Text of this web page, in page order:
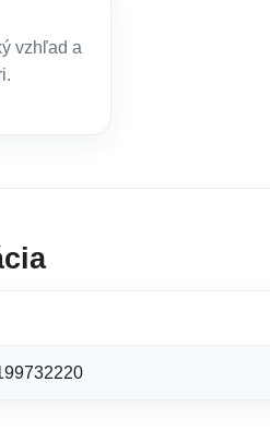
vzhľad a